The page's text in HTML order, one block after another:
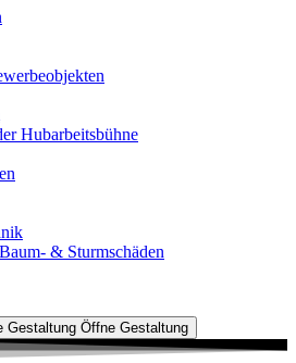
Hubarbeitsbühne
& Sturmschäden
Gestaltung Öffne Gestaltung